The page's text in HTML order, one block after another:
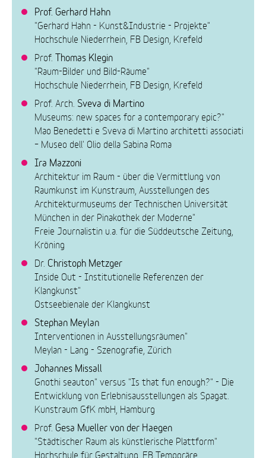
Prof. Gerhard Hahn
"Gerhard Hahn - Kunst&Industrie - Projekte"
Hochschule Niederrhein, FB Design, Krefeld
Prof.Thomas Klegin
"Raum-Bilder und Bild-Räume"
Hochschule Niederrhein, FB Design, Krefeld
Prof. Arch. Sveva di Martino
Museums: new spaces for a contemporary epic?"
Mao Benedetti e Sveva di Martino architetti associati
– Museo dell' Olio della Sabina Roma
Ira Mazzoni
Architektur im Raum - über die Vermittlung von
Raumkunst im Kunstraum, Ausstellungen des
Architekturmuseums der Technischen Universität
München in der Pinakothek der Moderne"
Freie Journalistin u.a. für die Süddeutsche Zeitung,
Kröning
Dr. Christoph Metzger
Inside Out - Institutionelle Referenzen der
Klangkunst"
Ostseebienale der Klangkunst
Stephan Meylan
Interventionen in Ausstellungsräumen"
Meylan - Lang - Szenografie, Zürich
Johannes Missall
Gnothi seauton" versus "Is that fun enough?" - Die
Entwicklung von Erlebnisausstellungen als Spagat.
Kunstraum GfK mbH, Hamburg
Prof. Gesa Mueller von der Haegen
"Städtischer Raum als künstlerische Plattform"
Hochschule für Gestaltung, FB Temporäre